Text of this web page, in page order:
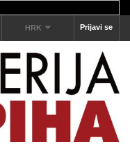
Prijavi se
HRK